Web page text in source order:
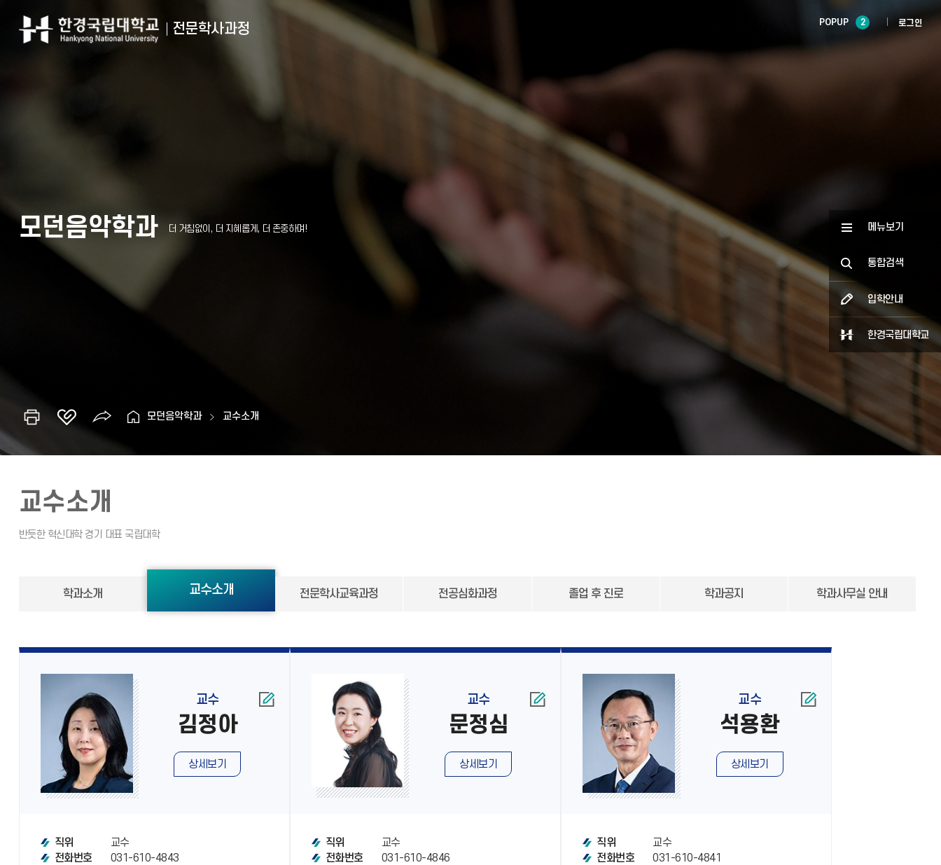
전문학사과정 POPUP 2 로그인
메뉴보기
통합검색
입학안내
한경국립대학교
모던음악학과
모던음악학과 교수소개
교수소개
학과소개 교수소개 전문학사교육과정 전공심화과정 졸업 후 진로 학과공지 학과사무실 안내
교수
김정아
상세보기
직위
교수
전화번호
031-610-4843
교수
문정심
상세보기
직위
교수
전화번호
031-610-4846
교수
석용환
상세보기
직위
교수
전화번호
031-610-4841